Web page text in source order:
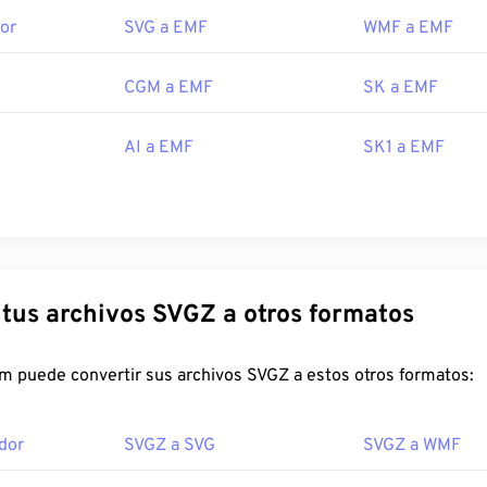
En Microsoft Windows, un programa popular para abrir
para abrir archivos EMF, disponible tanto para Windows
que puedes probar incluyen
PhotoFiltre Studio,
SVG a EMF WMF a EMF
CGM a EMF SK a EMF
AI a EMF SK1 a EMF
Convierte tus archivos SVGZ a otros formatos
FreeConvert.com puede convertir sus archivos SVGZ a estos otros formatos:
SVGZ a SVG SVGZ a WMF